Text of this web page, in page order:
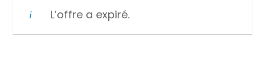
L’offre a expiré.